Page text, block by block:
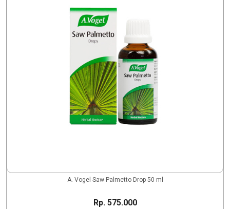
A. Vogel Saw Palmetto Drop 50 ml
Rp. 575.000